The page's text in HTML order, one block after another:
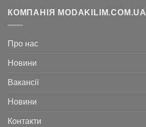
КОМПАНІЯ MODAKILIM.COM.UA
Про нас
Новини
Вакансії
Новини
Контакти